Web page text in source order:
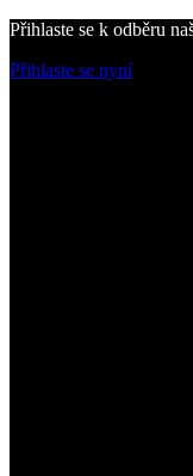
Přihlaste se k odběru
Přihlaste se nyní